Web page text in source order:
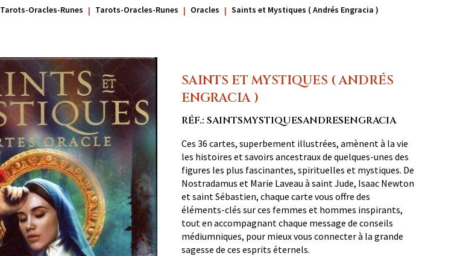
Tarots-Oracles-Runes Tarots-Oracles-Runes Oracles Saints et Mystiques ( Andrés Engracia )
SAINTS ET MYSTIQUES ( ANDRÉS
ENGRACIA )
RÉF.: SAINTSMYSTIQUESANDRESENGRACIA
Ces 36 cartes, superbement illustrées, amènent à la vie
les histoires et savoirs ancestraux de quelques-unes des
figures les plus fascinantes, spirituelles et mystiques. De
Nostradamus et Marie Laveau à saint Jude, Isaac Newton
et saint Sébastien, chaque carte vous offre des
éléments-clés sur ces femmes et hommes inspirants,
tout en accompagnant chaque message de conseils
médiumniques, pour mieux vous connecter à la grande
sagesse de ces esprits éternels.